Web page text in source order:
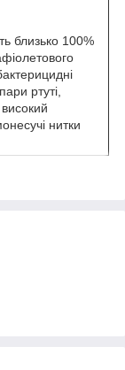
близько 100%
ртуті,
нитки